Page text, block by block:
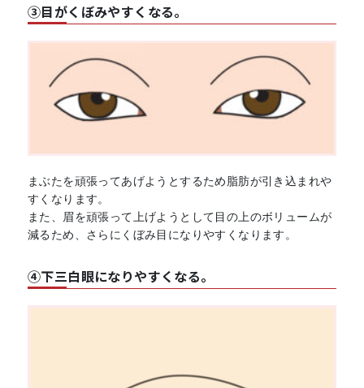
③目がくぼみやすくなる。
まぶたを頑張ってあげようとするため脂肪が引き込まれや
すくなります。
また、眉を頑張って上げようとして目の上のボリュームが
減るため、さらにくぼみ目になりやすくなります。
④下三白眼になりやすくなる。